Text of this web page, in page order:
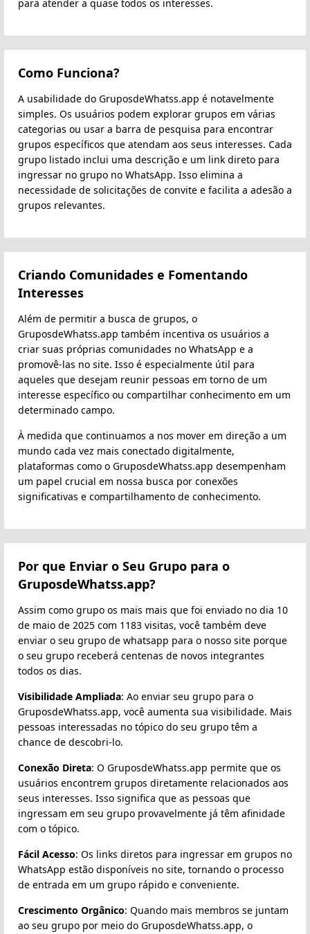
para atender a quase todos os interesses.
Como Funciona?
A usabilidade do GruposdeWhatss.app é notavelmente
simples. Os usuários podem explorar grupos em várias
categorias ou usar a barra de pesquisa para encontrar
grupos específicos que atendam aos seus interesses. Cada
grupo listado inclui uma descrição e um link direto para
ingressar no grupo no WhatsApp. Isso elimina a
necessidade de solicitações de convite e facilita a adesão a
grupos relevantes.
Criando Comunidades e Fomentando
Interesses
Além de permitir a busca de grupos, o
GruposdeWhatss.app também incentiva os usuários a
criar suas próprias comunidades no WhatsApp e a
promovê-las no site. Isso é especialmente útil para
aqueles que desejam reunir pessoas em torno de um
interesse específico ou compartilhar conhecimento em um
determinado campo.
À medida que continuamos a nos mover em direção a um
mundo cada vez mais conectado digitalmente,
plataformas como o GruposdeWhatss.app desempenham
um papel crucial em nossa busca por conexões
significativas e compartilhamento de conhecimento.
Por que Enviar o Seu Grupo para o
GruposdeWhatss.app?
Assim como grupo os mais mais que foi enviado no dia 10
de maio de 2025 com 1183 visitas, você também deve
enviar o seu grupo de whatsapp para o nosso site porque
o seu grupo receberá centenas de novos integrantes
todos os dias.
Visibilidade Ampliada: Ao enviar seu grupo para o
GruposdeWhatss.app, você aumenta sua visibilidade. Mais
pessoas interessadas no tópico do seu grupo têm a
chance de descobri-lo.
Conexão Direta: O GruposdeWhatss.app permite que os
usuários encontrem grupos diretamente relacionados aos
seus interesses. Isso significa que as pessoas que
ingressam em seu grupo provavelmente já têm afinidade
com o tópico.
Fácil Acesso: Os links diretos para ingressar em grupos no
WhatsApp estão disponíveis no site, tornando o processo
de entrada em um grupo rápido e conveniente.
Crescimento Orgânico: Quando mais membros se juntam
ao seu grupo por meio do GruposdeWhatss.app, o